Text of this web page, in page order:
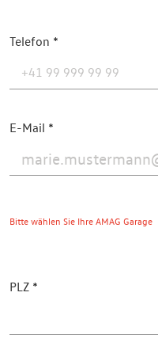
Telefon
E-Mail
Bitte wählen Sie Ihre AMAG Garage
PLZ